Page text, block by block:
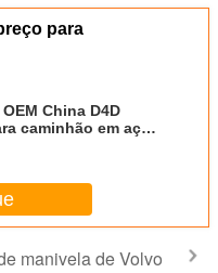
para
China D4D
caminhão em aço
manivela de Volvo